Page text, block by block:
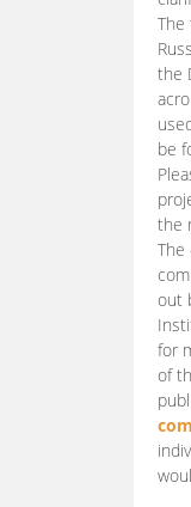
The
the
be
the
The
out
for
of